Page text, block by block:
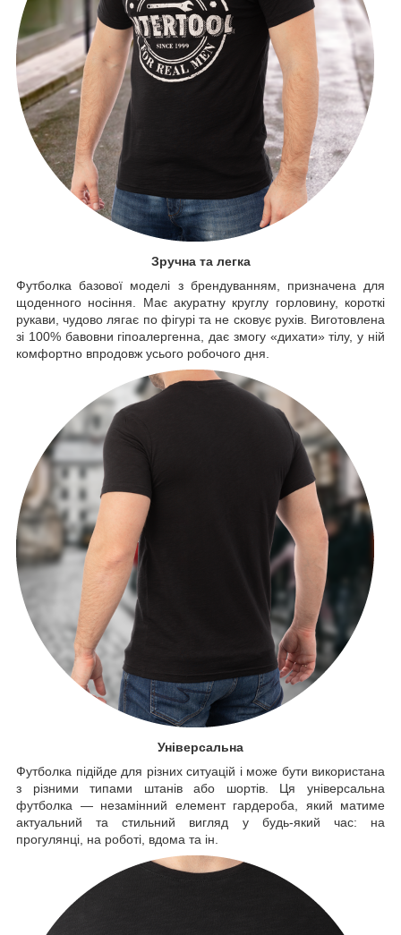
Зручна та легка
Футболка базової моделі з брендуванням, призначена для
щоденного носіння. Має акуратну круглу горловину, короткі
рукави, чудово лягає по фігурі та не сковує рухів. Виготовлена
зі 100% бавовни гіпоалергенна, дає змогу «дихати» тілу, у ній
комфортно впродовж усього робочого дня.
Універсальна
Футболка підійде для різних ситуацій і може бути використана
з різними типами штанів або шортів. Ця універсальна
футболка — незамінний елемент гардероба, який матиме
актуальний та стильний вигляд у будь-який час: на
прогулянці, на роботі, вдома та ін.